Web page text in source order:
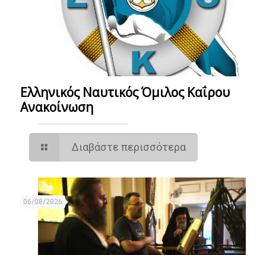
Ελληνικός Ναυτικός Όμιλος Καΐρου
Ανακοίνωση
Διαβάστε περισσότερα
06/08/2026